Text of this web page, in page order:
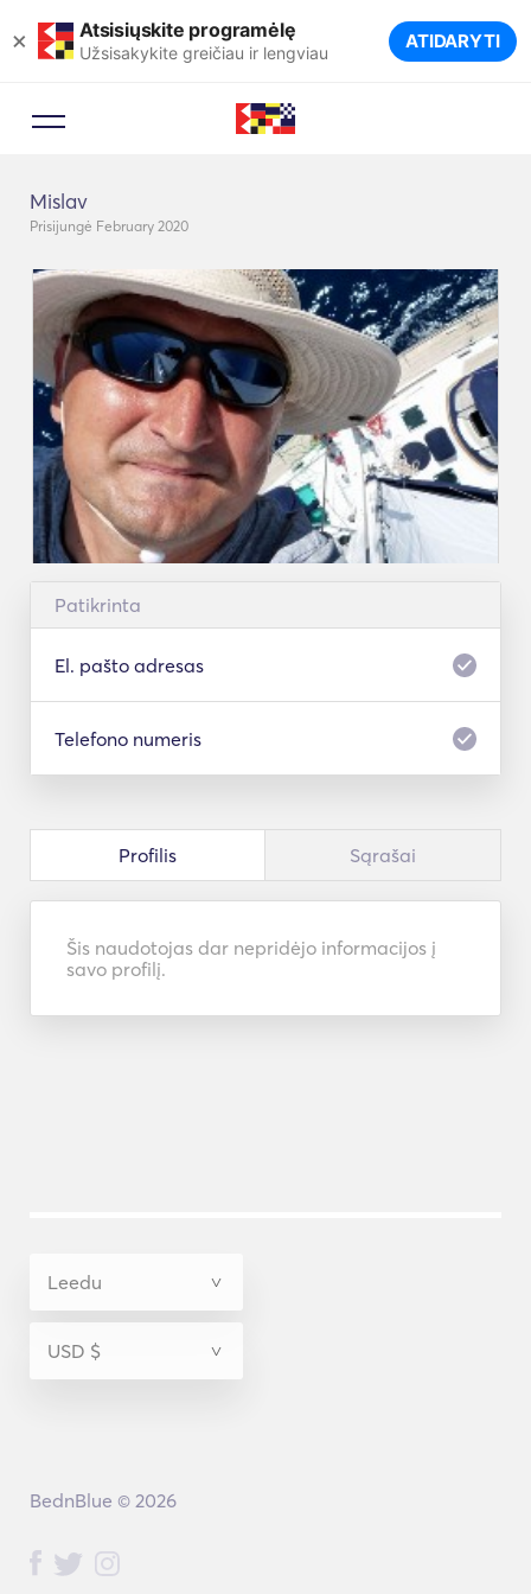
× Atsisiųskite programėlę
Užsisakykite greičiau ir lengviau ATIDARYTI
Mislav
Prisijungė February 2020
Patikrinta
El. pašto adresas
Telefono numeris
Profilis Sąrašai
Šis naudotojas dar nepridėjo informacijos į
savo profilį.
BednBlue © 2026